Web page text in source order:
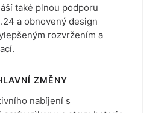
také plnou podporu
a obnovený design
rozvržením a
ZMĚNY
nabíjení s